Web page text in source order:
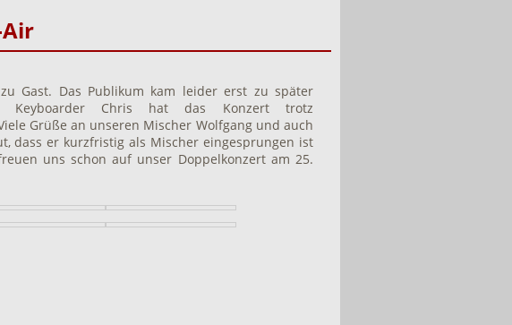
Gast. Das Publikum kam leider erst zu später
Keyboarder Chris hat das Konzert trotz
Grüße an unseren Mischer Wolfgang und auch
dass er kurzfristig als Mischer eingesprungen ist
uns schon auf unser Doppelkonzert am 25.